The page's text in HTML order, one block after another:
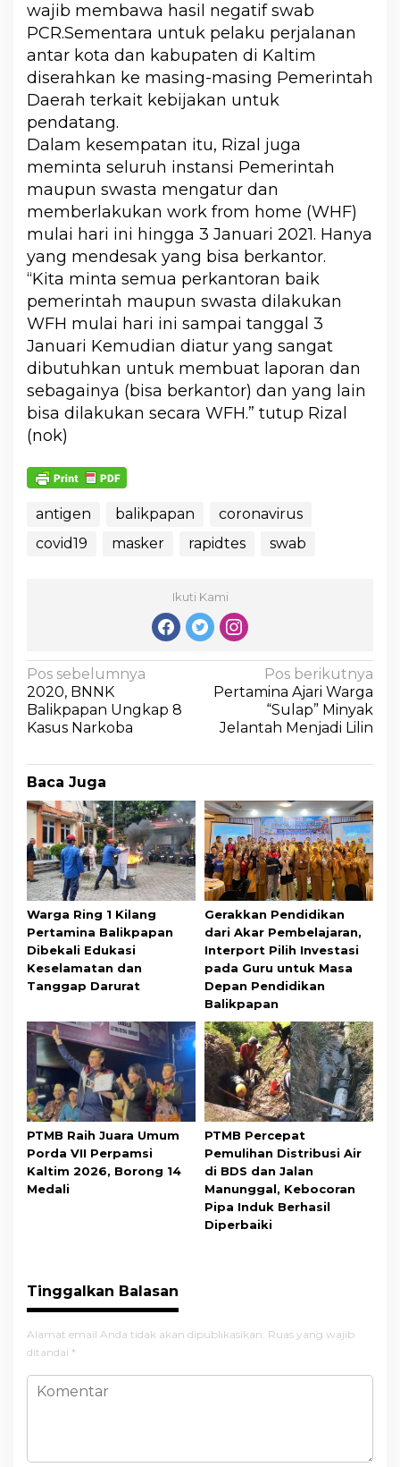
wajib membawa hasil negatif swab
PCR.Sementara untuk pelaku perjalanan
antar kota dan kabupaten di Kaltim
diserahkan ke masing-masing Pemerintah
Daerah terkait kebijakan untuk
pendatang.
Dalam kesempatan itu, Rizal juga
meminta seluruh instansi Pemerintah
maupun swasta mengatur dan
memberlakukan work from home (WHF)
mulai hari ini hingga 3 Januari 2021. Hanya
yang mendesak yang bisa berkantor.
“Kita minta semua perkantoran baik
pemerintah maupun swasta dilakukan
WFH mulai hari ini sampai tanggal 3
Januari Kemudian diatur yang sangat
dibutuhkan untuk membuat laporan dan
sebagainya (bisa berkantor) dan yang lain
bisa dilakukan secara WFH.” tutup Rizal
(nok)
antigen balikpapan
coronavirus
covid19
masker rapidtes swab
Ikuti Kami
Pos sebelumnya
2020, BNNK
Balikpapan Ungkap 8
Kasus Narkoba
Pos berikutnya
Pertamina Ajari Warga
“Sulap” Minyak
Jelantah Menjadi Lilin
Baca Juga
Warga Ring 1 Kilang
Pertamina Balikpapan
Dibekali Edukasi
Keselamatan dan
Tanggap Darurat
Gerakkan Pendidikan
dari Akar Pembelajaran,
Interport Pilih Investasi
pada Guru untuk Masa
Depan Pendidikan
Balikpapan
PTMB Raih Juara Umum
Porda VII Perpamsi
Kaltim 2026, Borong 14
Medali
PTMB Percepat
Pemulihan Distribusi Air
di BDS dan Jalan
Manunggal, Kebocoran
Pipa Induk Berhasil
Diperbaiki
Tinggalkan Balasan
Alamat email Anda tidak akan dipublikasikan. Ruas yang wajib
ditandai *